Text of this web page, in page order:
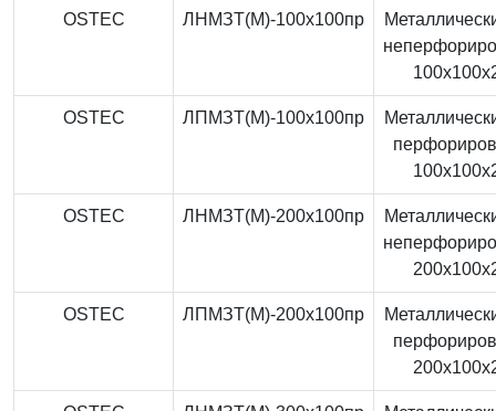
OSTEC ЛНМЗТ(М)-100x100пр
OSTEC ЛПМЗТ(М)-100x100пр
OSTEC ЛНМЗТ(М)-200x100пр
OSTEC ЛПМЗТ(М)-200x100пр